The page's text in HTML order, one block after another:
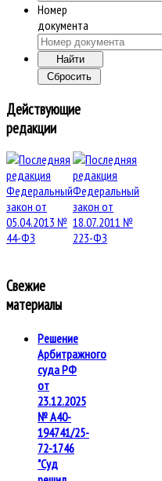
Номер
документа
Действующие
редакции
Свежие
материалы
Решение
Арбитражного
суда РФ
от
23.12.2025
№ А40-
194741/25-
72-1746
"Суд